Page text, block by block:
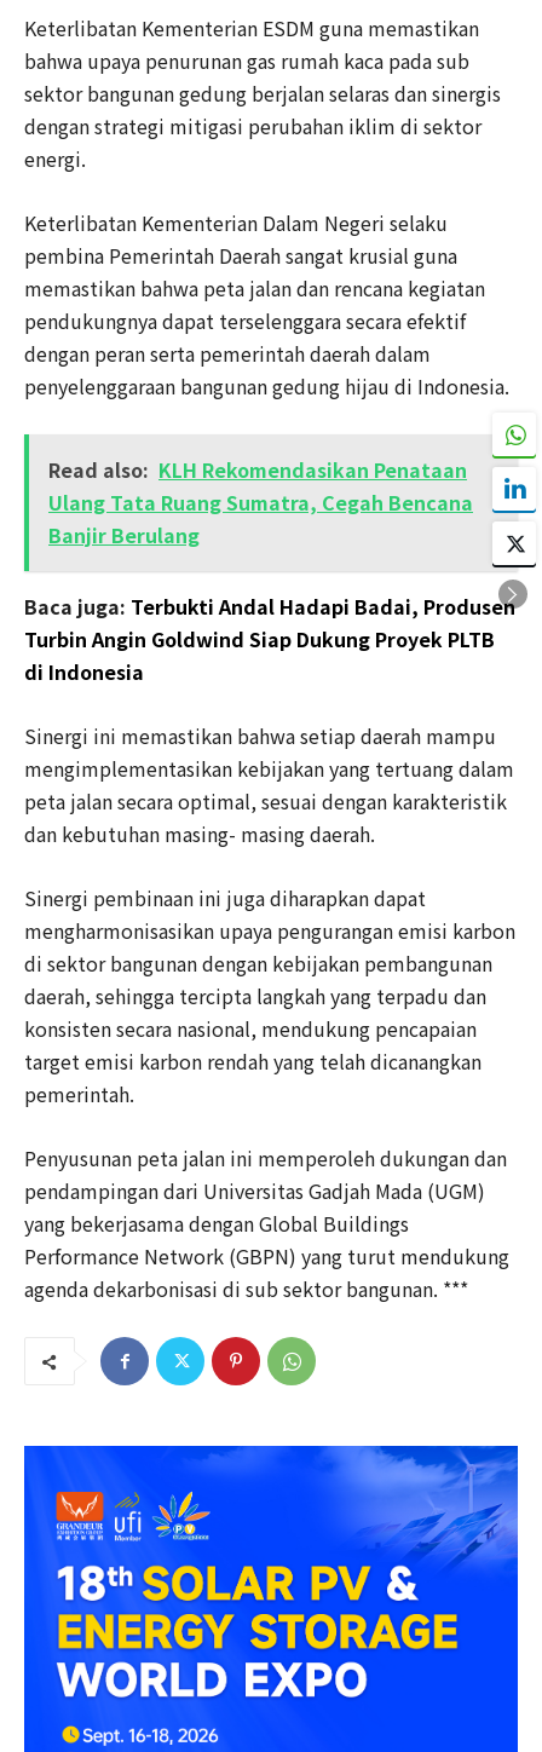
Keterlibatan Kementerian ESDM guna memastikan
bahwa upaya penurunan gas rumah kaca pada sub
sektor bangunan gedung berjalan selaras dan sinergis
dengan strategi mitigasi perubahan iklim di sektor
energi.
Keterlibatan Kementerian Dalam Negeri selaku
pembina Pemerintah Daerah sangat krusial guna
memastikan bahwa peta jalan dan rencana kegiatan
pendukungnya dapat terselenggara secara efektif
dengan peran serta pemerintah daerah dalam
penyelenggaraan bangunan gedung hijau di Indonesia.
Read also: KLH Rekomendasikan Penataan
Ulang Tata Ruang Sumatra, Cegah Bencana
Banjir Berulang
Baca juga: Terbukti Andal Hadapi Badai, Produsen
Turbin Angin Goldwind Siap Dukung Proyek PLTB
di Indonesia
Sinergi ini memastikan bahwa setiap daerah mampu
mengimplementasikan kebijakan yang tertuang dalam
peta jalan secara optimal, sesuai dengan karakteristik
dan kebutuhan masing- masing daerah.
Sinergi pembinaan ini juga diharapkan dapat
mengharmonisasikan upaya pengurangan emisi karbon
di sektor bangunan dengan kebijakan pembangunan
daerah, sehingga tercipta langkah yang terpadu dan
konsisten secara nasional, mendukung pencapaian
target emisi karbon rendah yang telah dicanangkan
pemerintah.
Penyusunan peta jalan ini memperoleh dukungan dan
pendampingan dari Universitas Gadjah Mada (UGM)
yang bekerjasama dengan Global Buildings
Performance Network (GBPN) yang turut mendukung
agenda dekarbonisasi di sub sektor bangunan. ***